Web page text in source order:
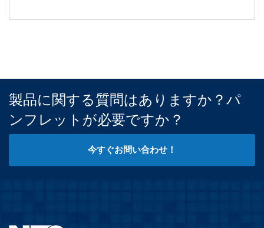
製品に関する質問はありますか？パ
ンフレットが必要ですか？
今すぐお問い合わせ！